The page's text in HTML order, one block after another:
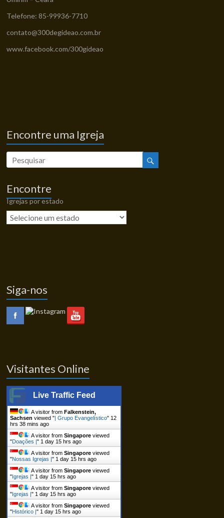
Telefone: 85-99936-7710
contato@300degideao.com.br
www.facebook.com/300gideao
Encontre uma Igreja
Encontre
Igrejas por estado
Siga-nos
Visitantes Online
Live Traffic Feed
A visitor fromFalkenstein,
Sachsen viewed "| Grupo Evangelístico" 12
hrs 38 mins ago
A visitor fromSingapore viewed
"Doações |" 1 day 15 hrs ago
A visitor fromSingapore viewed
"Nossas Igrejas |" 1 day 15 hrs ago
A visitor fromSingapore viewed
"Igrejas |" 1 day 15 hrs ago
A visitor fromSingapore viewed
"Igrejas |" 1 day 15 hrs ago
A visitor fromSingapore viewed
"Histórico |" 1 day 15 hrs ago